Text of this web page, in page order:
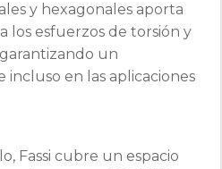
y hexagonales aporta
los esfuerzos de torsión y
un
en las aplicaciones
Fassi cubre un espacio